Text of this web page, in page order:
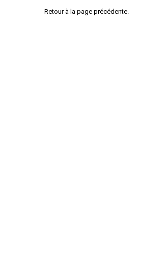
Retour à la page précédente.